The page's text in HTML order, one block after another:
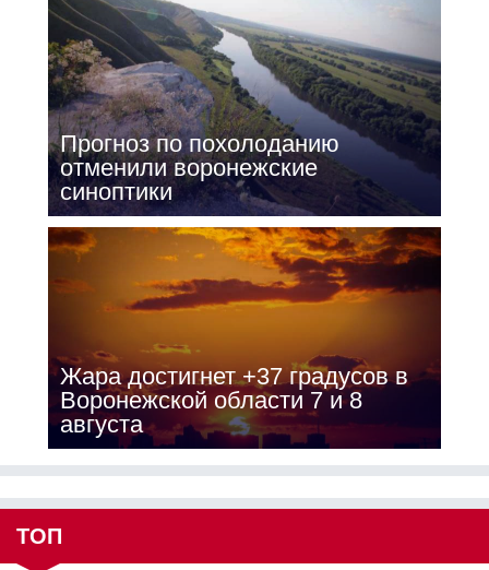
Прогноз по похолоданию
отменили воронежские
синоптики
Жара достигнет +37 градусов в
Воронежской области 7 и 8
августа
ТОП